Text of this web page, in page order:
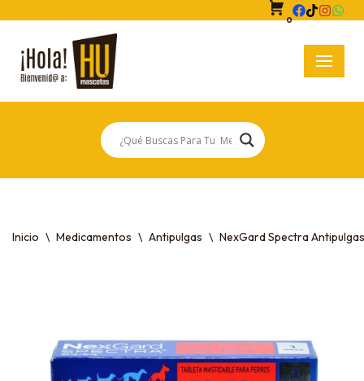
Saltar
al
contenido
0
Inicio \ Medicamentos \ Antipulgas \ NexGard Spectra